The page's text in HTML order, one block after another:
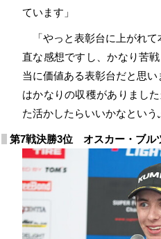
ています」
「やっと表彰台に上がれて
直な感想ですし、かなり苦
当に価値ある表彰台だと思
はかなりの収穫がありまし
た活かしたらいいかなという
第7戦決勝3位 オスカー・ブル